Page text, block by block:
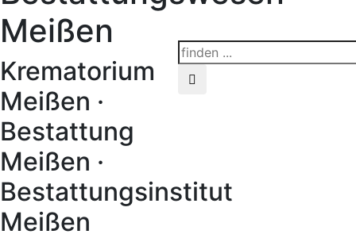
Meißen
Krematorium
Meißen ·
Bestattung
Meißen ·
Bestattungsinstitut
Meißen